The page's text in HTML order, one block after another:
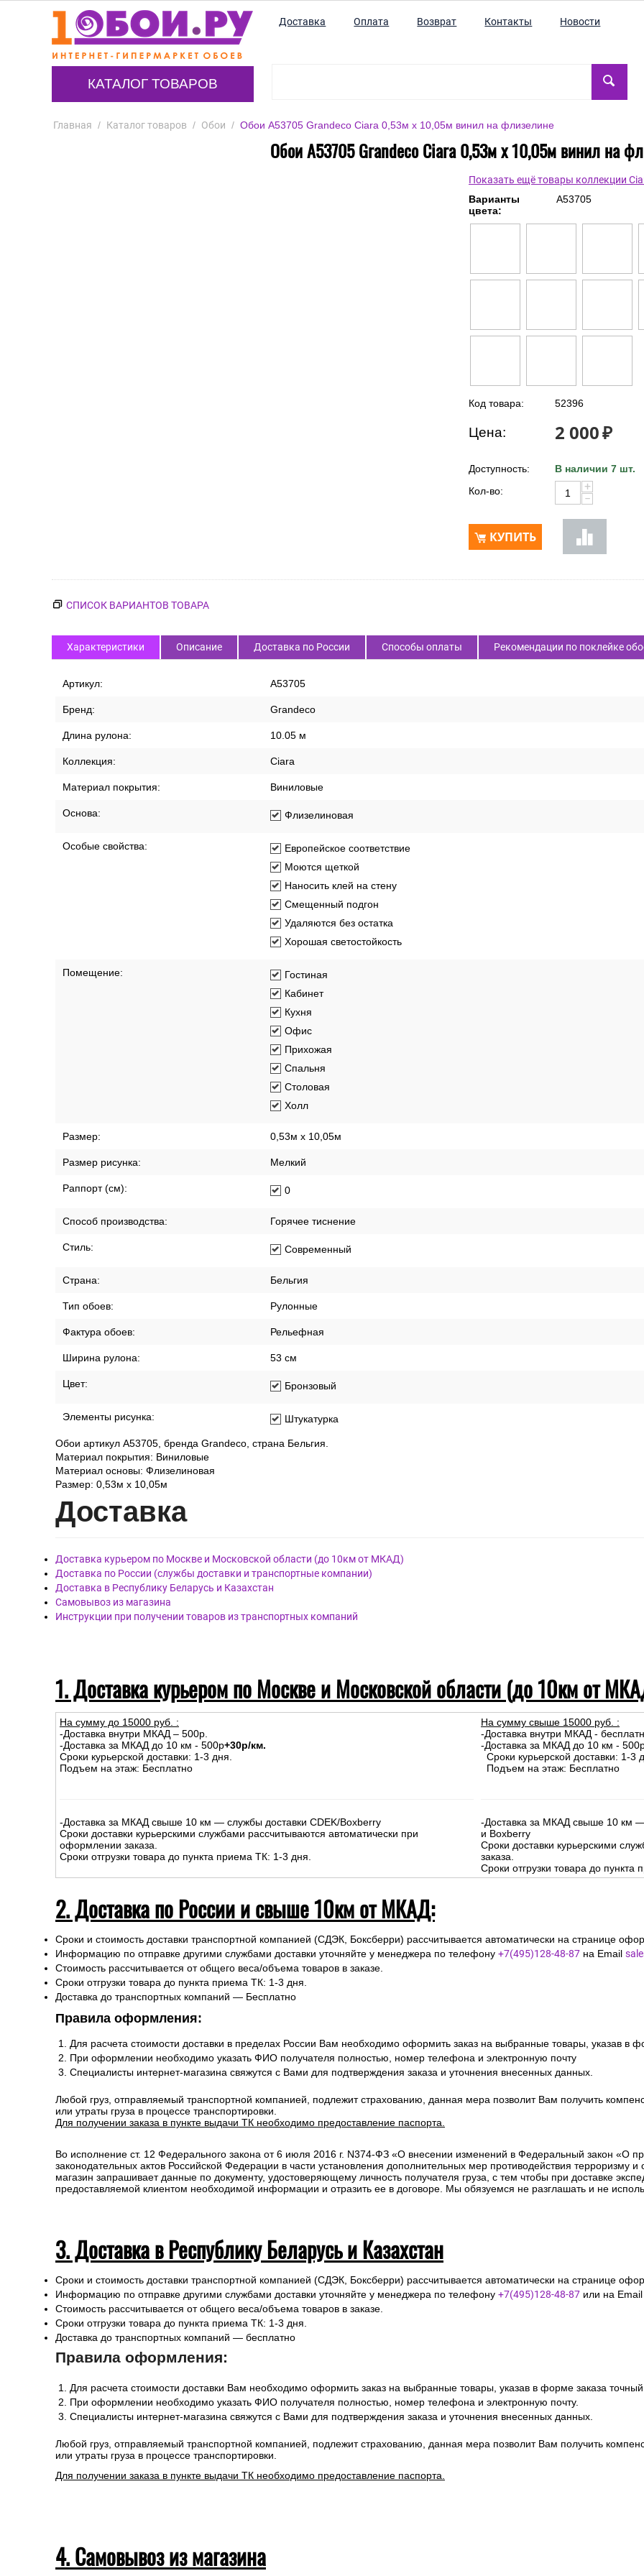
КАТАЛОГ ТОВАРОВ
Доставка Оплата Возврат Контакты Новости
Главная / Каталог товаров / Обои / Обои A53705 Grandeco Ciara 0,53м x 10,05м винил на флизелине
Обои A53705 Grandeco Ciara 0,53м x 10,05м винил на
Показать ещё товары коллекции
Варианты
цвета:
A53705
Код товара: 52396
Цена: 2 000₽
Доступность:
В наличии 7 шт.
Кол-во:
+
−
КУПИТЬ
СПИСОК ВАРИАНТОВ ТОВАРА
Характеристики Описание Доставка по России Способы оплаты Рекомендации по поклейке
Артикул: A53705
Бренд: Grandeco
Длина рулона: 10.05 м
Коллекция: Ciara
Материал покрытия: Виниловые
Основа: Флизелиновая
Особые свойства:
Европейское соответствие
Моются щеткой
Наносить клей на стену
Смещенный подгон
Удаляются без остатка
Хорошая светостойкость
Помещение:
Гостиная
Кабинет
Кухня
Офис
Прихожая
Спальня
Столовая
Холл
Размер: 0,53м x 10,05м
Размер рисунка: Мелкий
Раппорт (см): 0
Способ производства: Горячее тиснение
Стиль: Современный
Страна: Бельгия
Тип обоев: Рулонные
Фактура обоев: Рельефная
Ширина рулона: 53 см
Цвет: Бронзовый
Элементы рисунка: Штукатурка
Обои артикул A53705, бренда Grandeco, страна Бельгия.
Материал покрытия: Виниловые
Материал основы: Флизелиновая
Размер: 0,53м x 10,05м
Доставка
Доставка курьером по Москве и Московской области (до 10км от МКАД)
Доставка по России (службы доставки и транспортные компании)
Доставка в Республику Беларусь и Казахстан
Самовывоз из магазина
Инструкции при получении товаров из транспортных компаний
1. Доставка курьером по Москве и Московской области (до 10км от
На сумму до 15000 руб. :
-Доставка внутри МКАД – 500р.
-Доставка за МКАД до 10 км - 500р+30р/км.
Сроки курьерской доставки: 1-3 дня.
Подъем на этаж: Бесплатно
-Доставка за МКАД свыше 10 км — службы доставки CDEK/Boxberry
Сроки доставки курьерскими службами рассчитываются автоматически при
оформлении заказа.
Сроки отгрузки товара до пункта приема ТК: 1-3 дня.
На сумму свыше 15000 руб. :
-Доставка внутри МКАД -
-Доставка за МКАД до 10 км -
Сроки курьерской доставки: 1-3
Подъем на этаж: Бесплатно
-Доставка за МКАД свыше 10 км —
и Boxberry
Сроки доставки курьерскими
заказа.
Сроки отгрузки товара до
2. Доставка по России и свыше 10км от МКАД:
Сроки и стоимость доставки транспортной компанией (СДЭК, Боксберри) рассчитывается автоматически на странице
Информацию по отправке другими службами доставки уточняйте у менеджера по телефону +7(495)128-48-87 на Email
Стоимость рассчитывается от общего веса/объема товаров в заказе.
Сроки отгрузки товара до пункта приема ТК: 1-3 дня.
Доставка до транспортных компаний — Бесплатно
Правила оформления:
Для расчета стоимости доставки в пределах России Вам необходимо оформить заказ на выбранные товары, указав в
При оформлении необходимо указать ФИО получателя полностью, номер телефона и электронную почту
Специалисты интернет-магазина свяжутся с Вами для подтверждения заказа и уточнения внесенных данных.
Любой груз, отправляемый транспортной компанией, подлежит страхованию, данная мера позволит Вам получить
или утраты груза в процессе транспортировки.
Для получении заказа в пункте выдачи ТК необходимо предоставление паспорта.
Во исполнение ст. 12 Федерального закона от 6 июля 2016 г. N374-ФЗ «О внесении изменений в Федеральный закон «О
законодательных актов Российской Федерации в части установления дополнительных мер противодействия терроризму
магазин запрашивает данные по документу, удостоверяющему личность получателя груза, с тем чтобы при доставке
предоставляемой клиентом необходимой информации и отразить ее в договоре. Мы обязуемся не разглашать и не
3. Доставка в Республику Беларусь и Казахстан
Сроки и стоимость доставки транспортной компанией (СДЭК, Боксберри) рассчитывается автоматически на странице
Информацию по отправке другими службами доставки уточняйте у менеджера по телефону +7(495)128-48-87 или на
Стоимость рассчитывается от общего веса/объема товаров в заказе.
Сроки отгрузки товара до пункта приема ТК: 1-3 дня.
Доставка до транспортных компаний — бесплатно
Правила оформления:
Для расчета стоимости доставки Вам необходимо оформить заказ на выбранные товары, указав в форме заказа
При оформлении необходимо указать ФИО получателя полностью, номер телефона и электронную почту.
Специалисты интернет-магазина свяжутся с Вами для подтверждения заказа и уточнения внесенных данных.
Любой груз, отправляемый транспортной компанией, подлежит страхованию, данная мера позволит Вам получить
или утраты груза в процессе транспортировки.
Для получении заказа в пункте выдачи ТК необходимо предоставление паспорта.
4. Самовывоз из магазина